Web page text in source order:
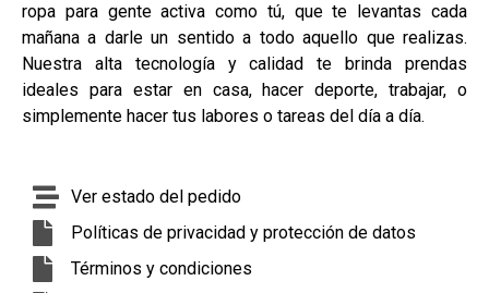
ropa para gente activa como tú, que te levantas cada
mañana a darle un sentido a todo aquello que realizas.
Nuestra alta tecnología y calidad te brinda prendas
ideales para estar en casa, hacer deporte, trabajar, o
simplemente hacer tus labores o tareas del día a día.
Ver estado del pedido
Políticas de privacidad y protección de datos
Términos y condiciones